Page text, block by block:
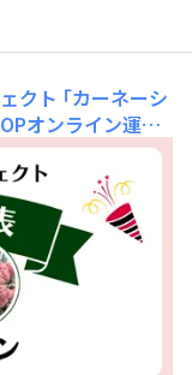
クト ｢カーネーシ
オンライン運営
ト ｢カーネーショ
ただきました！コ
して “いいね” や
てくださった皆さ